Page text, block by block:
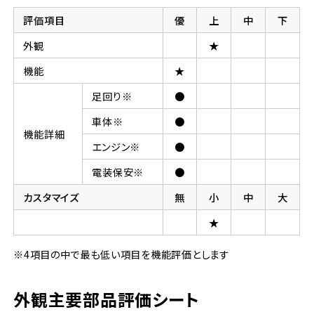
評価項目 優 上 中
下
外観
★
機能
★
機能詳細
足回り※
●
車体※
●
エンジン※
●
電装保安※
●
カスタマイズ
無 小 中
大
★
※4項目の中で最も低い項目を機能評価とします
外観主要部品評価シート